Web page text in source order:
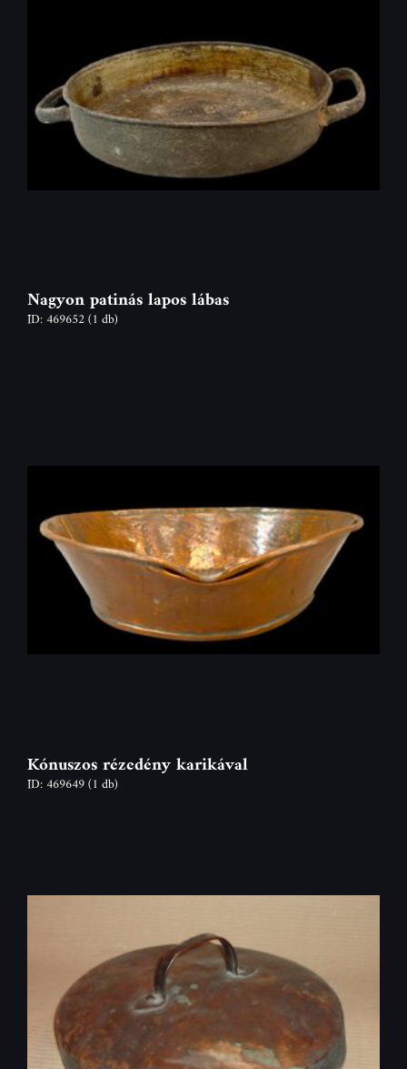
Nagyon patinás lapos lábas
ID: 469652(1 db)
Kónuszos rézedény karikával
ID: 469649(1 db)